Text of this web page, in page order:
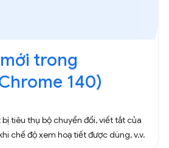
trong
140)
tiêu thụ bộ chuyển đổi, viết tắt của
chế độ xem hoạ tiết được dùng, v.v.